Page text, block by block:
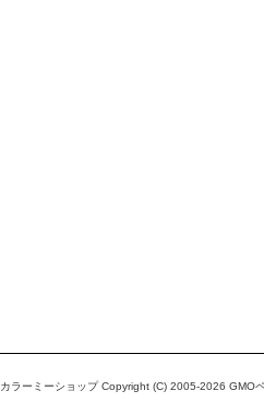
カラーミーショップCopyright (C) 2005-2026 GMO